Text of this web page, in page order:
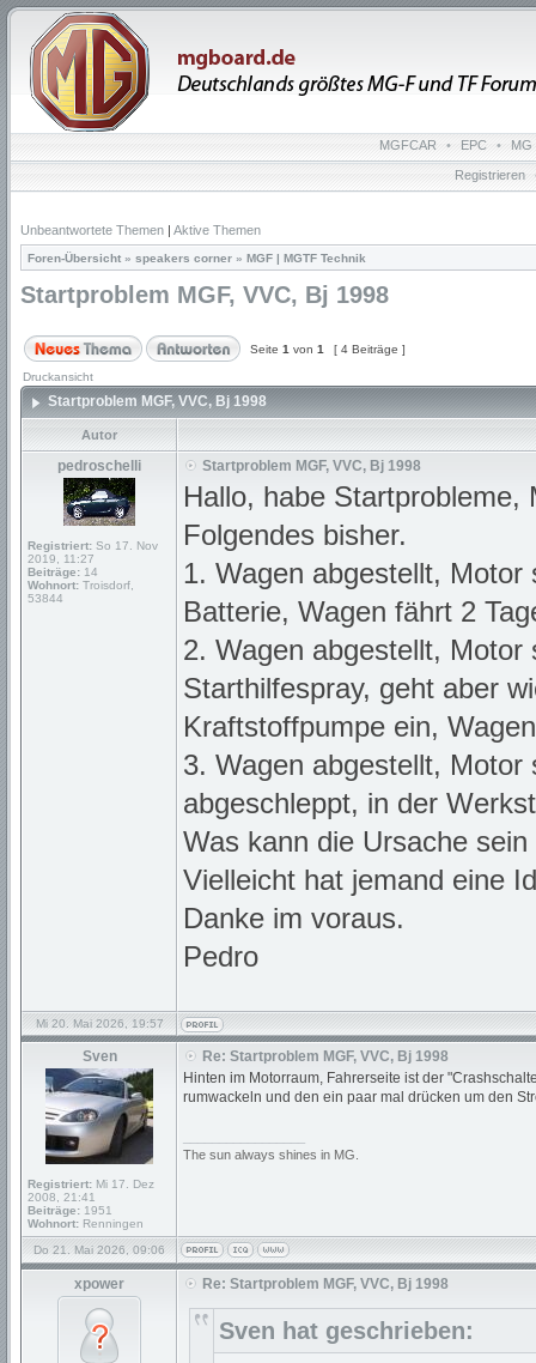
MGFCAR • EPC • MG
Registrieren
Unbeantwortete Themen | Aktive Themen
Foren-Übersicht » speakers corner » MGF | MGTF Technik
Startproblem MGF, VVC, Bj 1998
Seite 1 von 1 [ 4 Beiträge ]
Druckansicht
Startproblem MGF, VVC, Bj 1998
Autor
pedroschelli
Registriert: So 17. Nov
2019, 11:27
Beiträge: 14
Wohnort: Troisdorf,
53844
Startproblem MGF, VVC, Bj 1998
Hallo, habe
Folgendes bisher.
1. Wagen abgestellt,
Batterie, Wagen fährt 2
2. Wagen abgestellt,
Starthilfespray, geht aber
Kraftstoffpumpe ein,
3. Wagen abgestellt,
abgeschleppt, in der
Was kann die Ursache
Vielleicht hat jemand eine
Danke im voraus.
Pedro
Mi 20. Mai 2026, 19:57
Sven
Registriert: Mi 17. Dez
2008, 21:41
Beiträge: 1951
Wohnort: Renningen
Re: Startproblem MGF, VVC, Bj 1998
Hinten im Motorraum, Fahrerseite ist der
rumwackeln und den ein paar mal drücken um den
The sun always shines in MG.
Do 21. Mai 2026, 09:06
xpower Re: Startproblem MGF, VVC, Bj 1998
Sven hat geschrieben: